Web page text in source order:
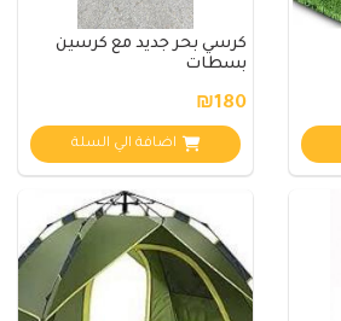
كرسي بحر جديد مع كرسين
بسطات
₪180
اضافة الي السلة